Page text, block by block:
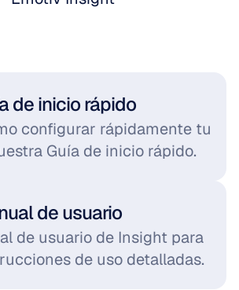
de inicio rápido
configurar rápidamente tu
Guía de inicio rápido.
de usuario
de usuario de Insight para
de uso detalladas.